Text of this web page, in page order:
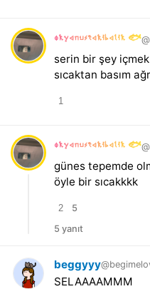
okyanustakibalik 🐟
serin bir şey
sıcaktan basım
1
okyanustakibalik 🐟
günes tepemde
öyle bir sıcakkkk
2
5
5 yanıt
beggyyy
SELAAAAMMM